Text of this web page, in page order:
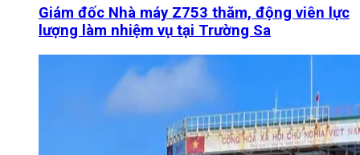
Giám đốc Nhà máy Z753 thăm, động viên lực
lượng làm nhiệm vụ tại Trường Sa